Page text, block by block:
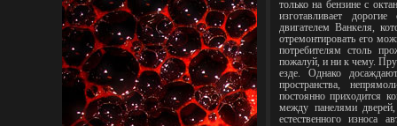
только на бензине с
изготавливает
двигателем Ванкеля,
отремонтировать его
потребителям столь
пожалуй, и ни к чему.
езде. Однако
пространства,
постоянно приходится
между панелями
естественного износа